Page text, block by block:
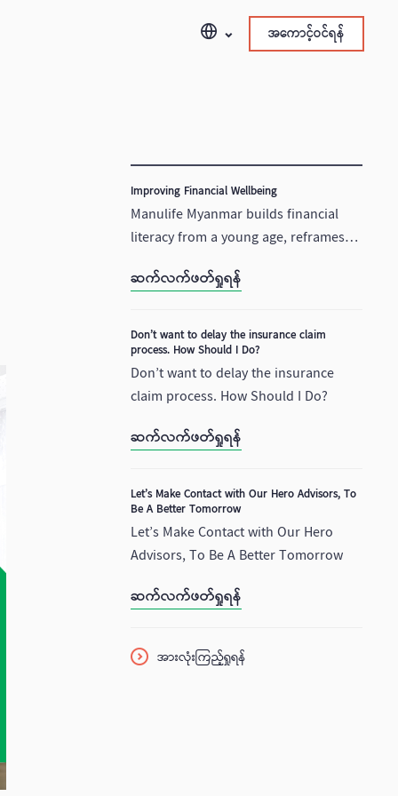
အကောင့်ဝင်ရန်
Improving Financial Wellbeing
Manulife Myanmar builds financial
literacy from a young age, reframes
and their support network.
ဆက်လက်ဖတ်ရှုရန်
Don’t want to delay the insurance claim
process. How Should I Do?
Don’t want to delay the insurance
claim process. How Should I Do?
ဆက်လက်ဖတ်ရှုရန်
Let’s Make Contact with Our Hero Advisors, To
Be A Better Tomorrow
Let’s Make Contact with Our Hero
Advisors, To Be A Better Tomorrow
ဆက်လက်ဖတ်ရှုရန်
အားလုံးကြည့်ရှုရန်